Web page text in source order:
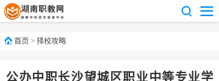
首页 > 择校攻略
公办中职长沙望城区职业中等专业学